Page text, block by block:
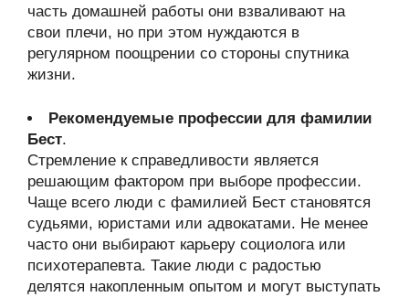
часть домашней работы они взваливают на
свои плечи, но при этом нуждаются в
регулярном поощрении со стороны спутника
жизни.
Рекомендуемые профессии для фамилии
Бест.
Стремление к справедливости является
решающим фактором при выборе профессии.
Чаще всего люди с фамилией Бест становятся
судьями, юристами или адвокатами. Не менее
часто они выбирают карьеру социолога или
психотерапевта. Такие люди с радостью
делятся накопленным опытом и могут выступать